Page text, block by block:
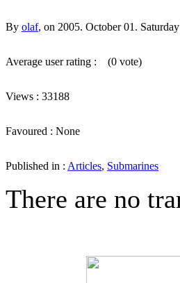
By olaf, on 2005. October 01.
Average user rating : (0 vote)
Views : 33188
Favoured : None
Published in : Articles, Submarines
There are no